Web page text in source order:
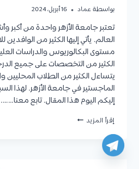
بواسطة عماد 16 أبريل، 2024
تعتبر جامعة الأزهر واحدة من أكبر
العالم. يأتي إليها الكثير من الوافدين
مستوى البكالوريوس والدراسات
الكثير من التخصصات على جميع
يتساءل الكثير من الطلاب
الماجستير في جامعة الأزهر. لهذا
إليكم اليوم هذا المقال. تابع معنا…….
إقرأ المزيد شروط